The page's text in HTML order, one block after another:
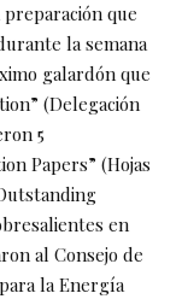
que
la semana
galardón que
(Delegación
5
Papers” (Hojas
en
al Consejo de
la Energía